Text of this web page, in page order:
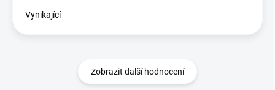
Vynikající
Zobrazit další hodnocení